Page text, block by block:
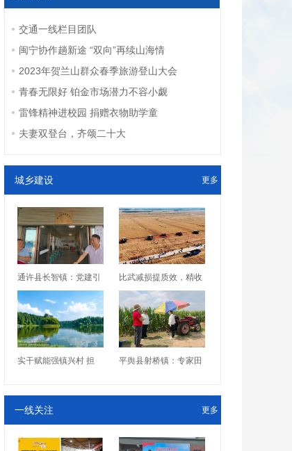
交通一线栏目团队
闽宁协作趟新途 “双向”再续山海情
2023年贺兰山群众春季旅游登山大会
青春无限好 铂金市场潜力不容小觑
雷锋精神进校园 捐赠衣物助学童
夫妻双登台，齐颂二十大
城乡建设 更多
通许县长智镇：党建引 比武减损提质效，精收
实干赋能强镇兴村 担 平舆县射桥镇：专家田
一线关注 更多